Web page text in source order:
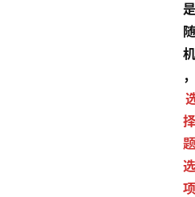
是
随
机
，
择
题
选
项